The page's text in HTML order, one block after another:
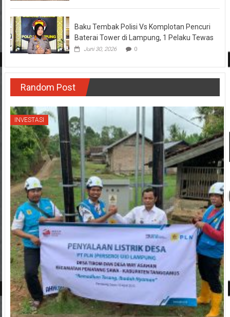
Baku Tembak Polisi Vs Komplotan Pencuri
Baterai Tower di Lampung, 1 Pelaku Tewas
Juni 30, 2026 0
Random Post
INVESTASI